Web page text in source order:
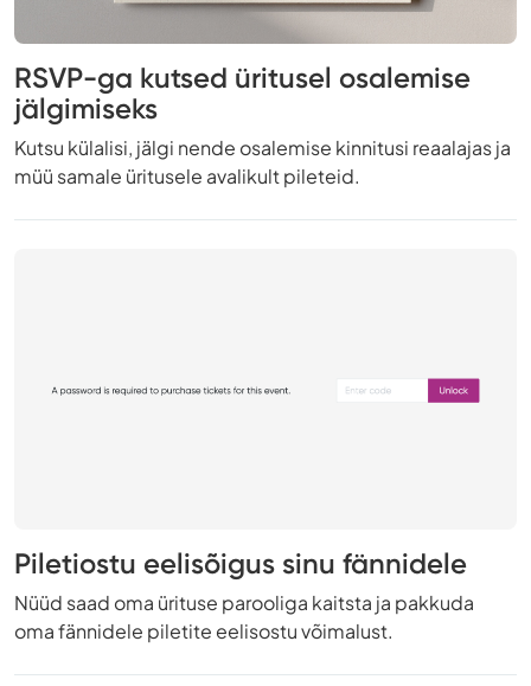
RSVP-ga kutsed üritusel osalemise
jälgimiseks
Kutsu külalisi, jälgi nende osalemise kinnitusi reaalajas ja
müü samale üritusele avalikult pileteid.
Piletiostu eelisõigus sinu fännidele
Nüüd saad oma ürituse parooliga kaitsta ja pakkuda
oma fännidele piletite eelisostu võimalust.